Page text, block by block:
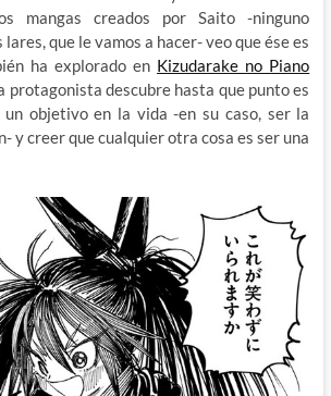
mangas creados por Saito -ninguno
que le vamos a hacer- veo que ése es
ha explorado en Kizudarake no Piano
protagonista descubre hasta que punto es
objetivo en la vida -en su caso, ser la
y creer que cualquier otra cosa es ser una